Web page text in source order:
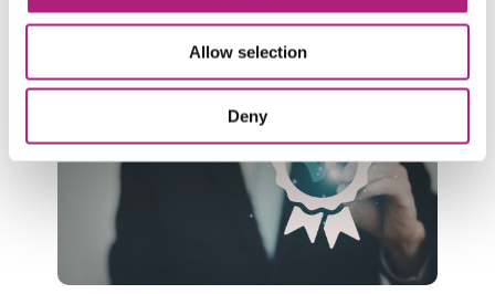
Allow selection
Deny
Weiterbildungen nach Format